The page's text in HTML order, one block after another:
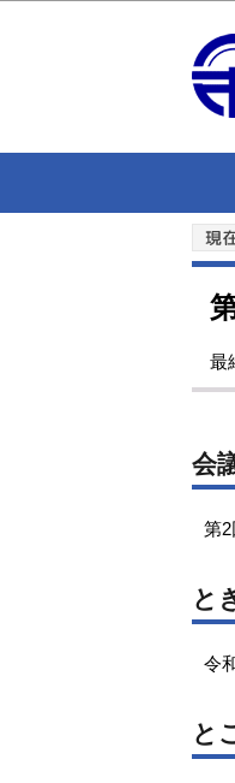
最
会
第
と
令
と